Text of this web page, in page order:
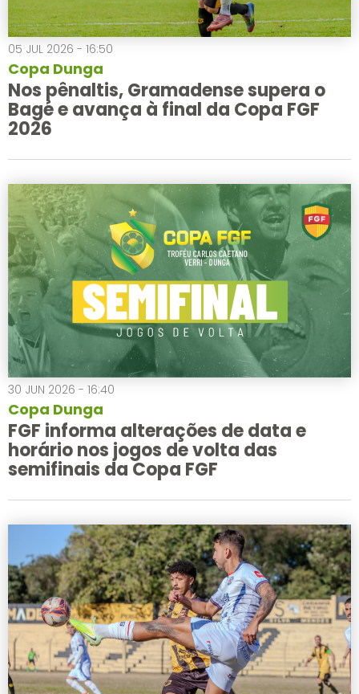
05 JUL 2026 - 16:50
Copa Dunga
Nos pênaltis, Gramadense supera o
Bagé e avança à final da Copa FGF
2026
30 JUN 2026 - 16:40
Copa Dunga
FGF informa alterações de data e
horário nos jogos de volta das
semifinais da Copa FGF